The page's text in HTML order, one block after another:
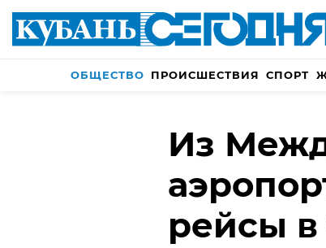
ОБЩЕСТВО ПРОИСШЕСТВИЯ СПОРТ
Из
рейсы в